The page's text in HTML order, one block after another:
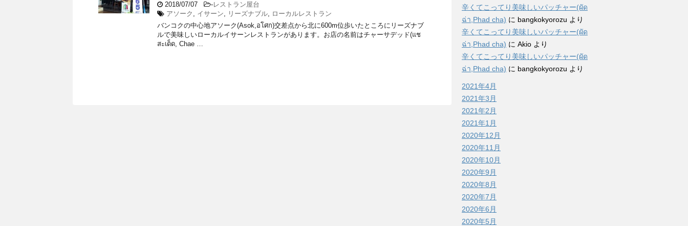
2018/07/07 -レストラン屋台
アソーク , イサーン, リーズナブル, ローカルレストラン
バンコクの中心地アソーク(Asok,อโศก)交差点から北に600m位歩いたところにリーズナブ
ルで美味しいローカルイサーンレストランがあります。お店の名前はチャーサデッド(แช
สะเด็ด, Chae …
辛くてこってり美味しいパッチャー(ผัด
ฉ่า,Phad cha) に bangkokyorozu より
辛くてこってり美味しいパッチャー(ผัด
ฉ่า,Phad cha) に Akio より
辛くてこってり美味しいパッチャー(ผัด
ฉ่า,Phad cha) に bangkokyorozu より
2021年4月
2021年3月
2021年2月
2021年1月
2020年12月
2020年11月
2020年10月
2020年9月
2020年8月
2020年7月
2020年6月
2020年5月